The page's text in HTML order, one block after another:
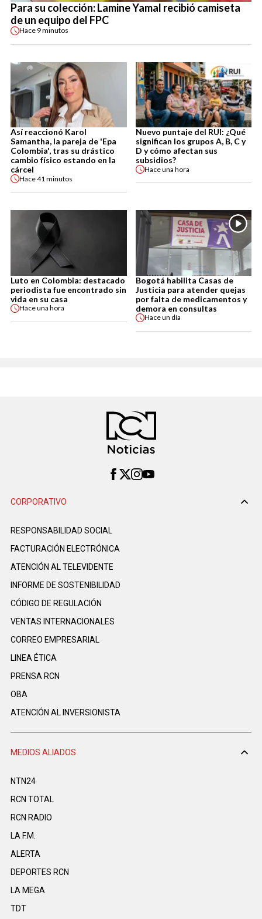
Para su colección: Lamine Yamal recibió camiseta
de un equipo del FPC
Hace 9 minutos
Así reaccionó Karol
Samantha, la pareja de 'Epa
Colombia', tras su drástico
cambio físico estando en la
cárcel
Hace41 minutos
Nuevo puntaje del RUI: ¿Qué
significan los grupos A, B, C y
D y cómo afectan sus
subsidios?
Haceuna hora
Luto en Colombia: destacado
periodista fue encontrado sin
vida en su casa
Haceuna hora
Bogotá habilita Casas de
Justicia para atender quejas
por falta de medicamentos y
demora en consultas
Haceun día
CORPORATIVO
RESPONSABILIDAD SOCIAL
FACTURACIÓN ELECTRÓNICA
ATENCIÓN AL TELEVIDENTE
INFORME DE SOSTENIBILIDAD
CÓDIGO DE REGULACIÓN
VENTAS INTERNACIONALES
CORREO EMPRESARIAL
LINEA ÉTICA
PRENSA RCN
OBA
ATENCIÓN AL INVERSIONISTA
MEDIOS ALIADOS
NTN24
RCN TOTAL
RCN RADIO
LA F.M.
ALERTA
DEPORTES RCN
LA MEGA
TDT